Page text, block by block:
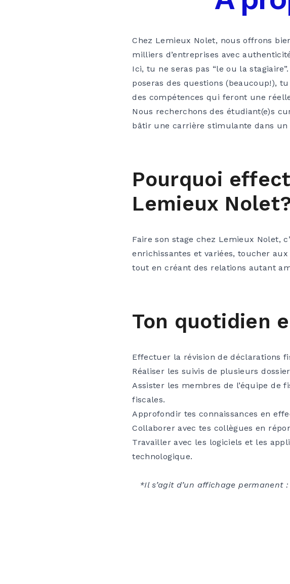
Chez Lemieux Nolet, nous offrons
milliers d’entreprises avec
Ici, tu ne seras pas “le ou la
poseras des questions (beaucoup!),
des compétences qui feront une
Nous recherchons des étudiant(e)s
bâtir une carrière stimulante dans un
Pourquoi
Lemieux
Faire son stage chez Lemieux Nolet,
enrichissantes et variées, toucher
tout en créant des relations autant
Ton quotidien
Effectuer la révision de déclarations
Réaliser les suivis de plusieurs
Assister les membres de l’équipe de
fiscales.
Approfondir tes connaissances en
Collaborer avec tes collègues en
Travailler avec les logiciels et les
technologique.
*Il s’agit d’un affichage